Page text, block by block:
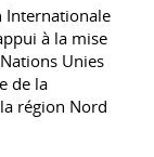
Internationale
à la mise
Unies
de la
région Nord